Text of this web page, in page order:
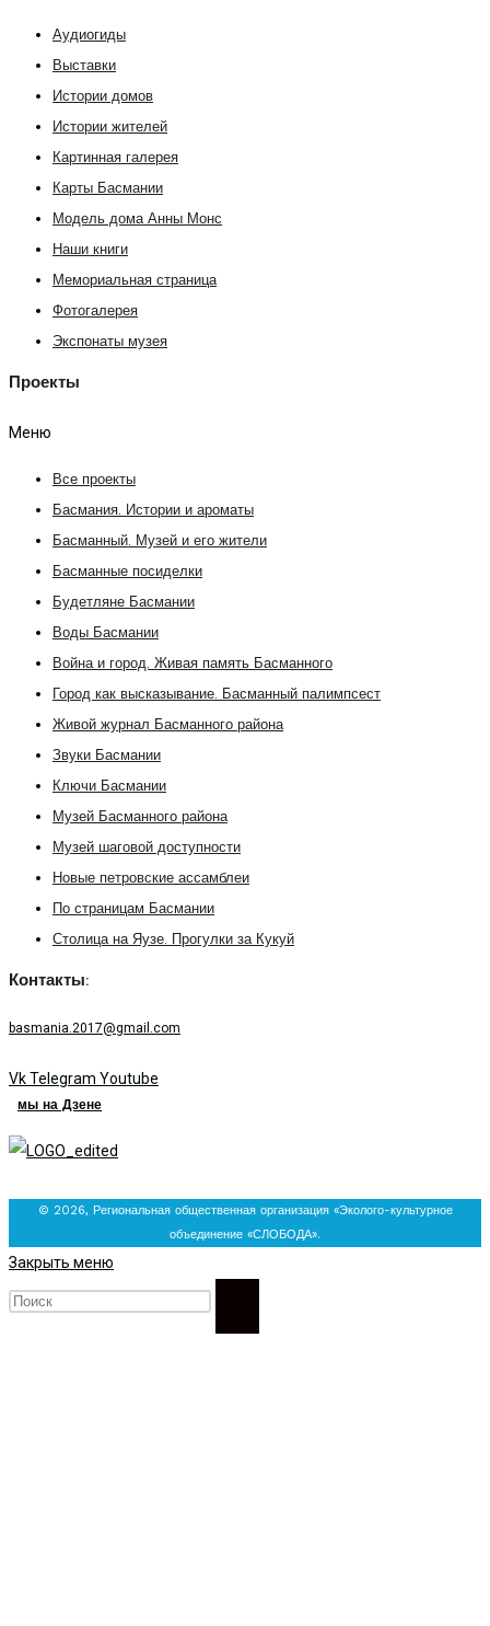
Аудиогиды
Выставки
Истории домов
Истории жителей
Картинная галерея
Карты Басмании
Модель дома Анны Монс
Наши книги
Мемориальная страница
Фотогалерея
Экспонаты музея
Проекты
Меню
Все проекты
Басмания. Истории и ароматы
Басманный. Музей и его жители
Басманные посиделки
Будетляне Басмании
Воды Басмании
Война и город. Живая память Басманного
Город как высказывание. Басманный палимпсест
Живой журнал Басманного района
Звуки Басмании
Ключи Басмании
Музей Басманного района
Музей шаговой доступности
Новые петровские ассамблеи
По страницам Басмании
Столица на Яузе. Прогулки за Кукуй
Контакты:
basmania.2017@gmail.com
VkTelegram Youtube
мы на Дзене
© 2026, Региональная общественная организация «Эколого-культурное
объединение «СЛОБОДА».
Закрыть меню